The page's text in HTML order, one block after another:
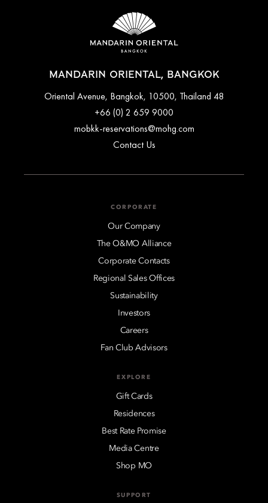
MANDARIN ORIENTAL, BANGKOK
48 Oriental Avenue, Bangkok, 10500, Thailand
+66 (0) 2 659 9000
mobkk-reservations@mohg.com
Contact Us
CORPORATE
Our Company
The O&MO Alliance
Corporate Contacts
Regional Sales Offices
Sustainability
Investors
Careers
Fan Club Advisors
EXPLORE
Gift Cards
Residences
Best Rate Promise
Media Centre
Shop MO
SUPPORT